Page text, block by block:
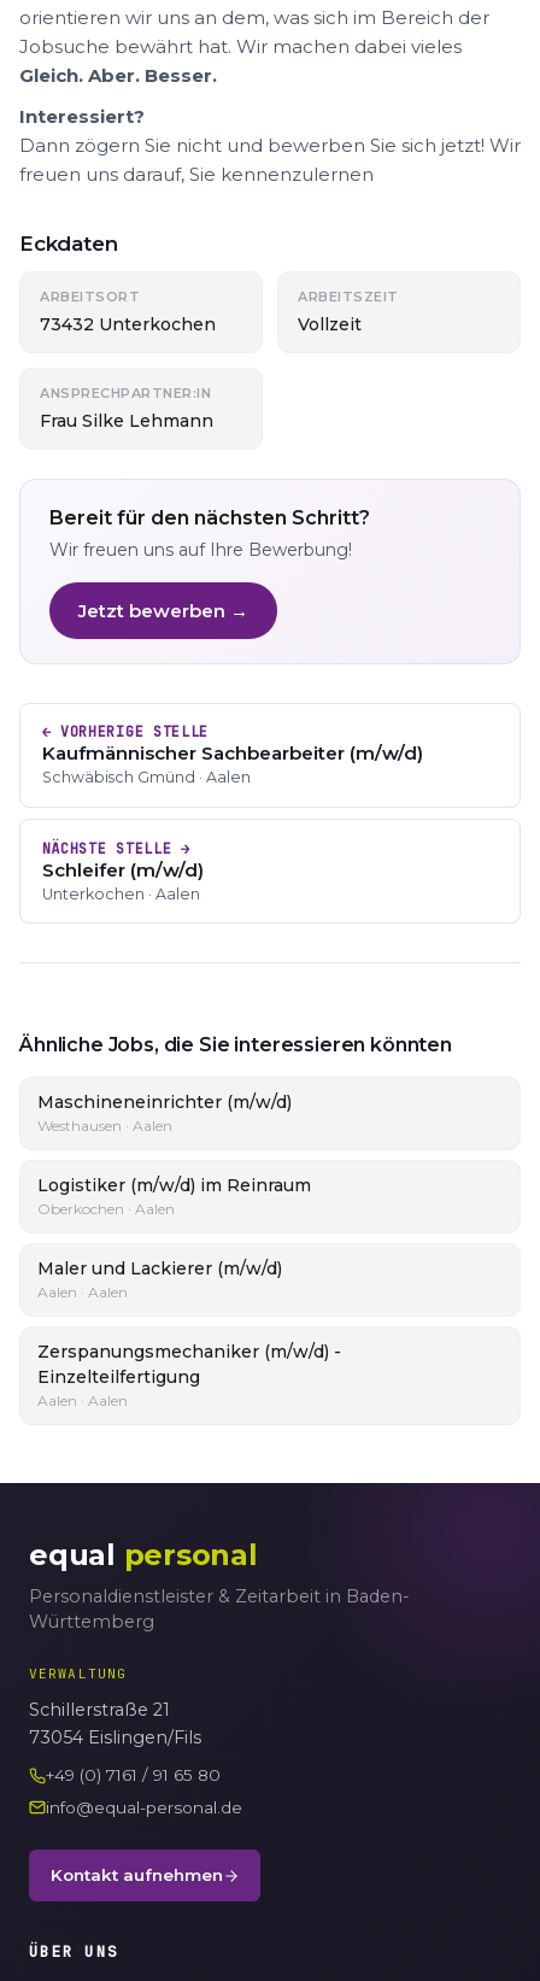
orientieren wir uns an dem, was sich im Bereich der
Jobsuche bewährt hat. Wir machen dabei vieles
Gleich. Aber. Besser.
Interessiert?
Dann zögern Sie nicht und bewerben Sie sich jetzt! Wir
freuen uns darauf, Sie kennenzulernen
Eckdaten
ARBEITSORT
73432 Unterkochen
ARBEITSZEIT
Vollzeit
ANSPRECHPARTNER:IN
Frau Silke Lehmann
Bereit für den nächsten Schritt?
Wir freuen uns auf Ihre Bewerbung!
Jetzt bewerben →
← VORHERIGE STELLE
Kaufmännischer Sachbearbeiter (m/w/d)
Schwäbisch Gmünd · Aalen
NÄCHSTE STELLE →
Schleifer (m/w/d)
Unterkochen · Aalen
Ähnliche Jobs, die Sie interessieren könnten
Maschineneinrichter (m/w/d)
Westhausen · Aalen
Logistiker (m/w/d) im Reinraum
Oberkochen · Aalen
Maler und Lackierer (m/w/d)
Aalen · Aalen
Zerspanungsmechaniker (m/w/d) -
Einzelteilfertigung
Aalen · Aalen
equal personal
Personaldienstleister & Zeitarbeit in Baden-
Württemberg
VERWALTUNG
Schillerstraße 21
73054 Eislingen/Fils
+49 (0) 7161 / 91 65 80
info@equal-personal.de
Kontakt aufnehmen
ÜBER UNS